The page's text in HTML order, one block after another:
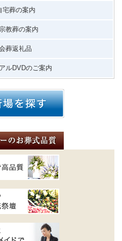
宅葬の案内
教葬の案内
葬返礼品
ルDVDのご案内